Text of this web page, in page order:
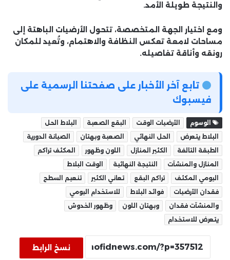
والنتيجة طويلة الأمد.
ومع اختيار الجهة المتخصصة، تتحول الأرضيات الباهتة إلى
مساحات لامعة تعكس النظافة والاهتمام، وتُعيد للمكان
رونقه وأناقة تفاصيله.
تابع آخر الأخبار على صفحتنا الرسمية على
فيسبوك
الوسوم الأرضيات الوقت البقع الصعبة
البلاط الحل
البلاط يتعرض
الحل النهائي الصعبة وبهتان
الصيانة الدورية
الطبقة التالفة
الكثير المنازل اللون وظهور
المكثف تراكم
المنازل والمنشآت
النتيجة النهائية
الوقت البلاط
اليومي المكثف
تراكم البقع تعاني الكثير
تنعيم السطح
فقدان الأرضيات
فوائد البلاط
للاستخدام اليومي
والمنشآت فقدان
وبهتان اللون
وظهور الخدوش
يتعرض للاستخدام
نسخ الرابط